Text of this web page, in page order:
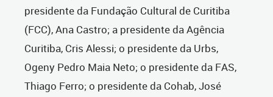
presidente da Fundação Cultural de Curitiba
(FCC), Ana Castro; a presidente da Agência
Curitiba, Cris Alessi; o presidente da Urbs,
Ogeny Pedro Maia Neto; o presidente da FAS,
Thiago Ferro; o presidente da Cohab, José